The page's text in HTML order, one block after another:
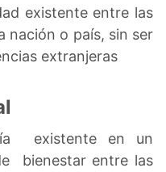
existente entre las
nación o país, sin ser
extranjeras
existente en un
bienestar entre las